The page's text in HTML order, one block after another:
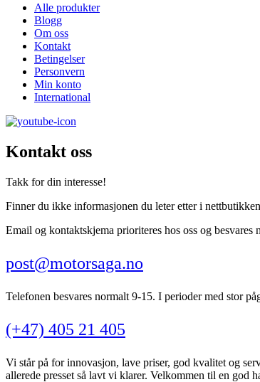
Alle produkter
Blogg
Om oss
Kontakt
Betingelser
Personvern
Min konto
International
Kontakt oss
Takk for din interesse!
Finner du ikke informasjonen du leter etter i
Email og kontaktskjema prioriteres hos oss og besvares
post@motorsaga.no
Telefonen besvares normalt 9-15. I perioder med stor
(+47) 405 21 405
Vi står på for innovasjon, lave priser, god kvalitet og
allerede presset så lavt vi klarer. Velkommen til en god